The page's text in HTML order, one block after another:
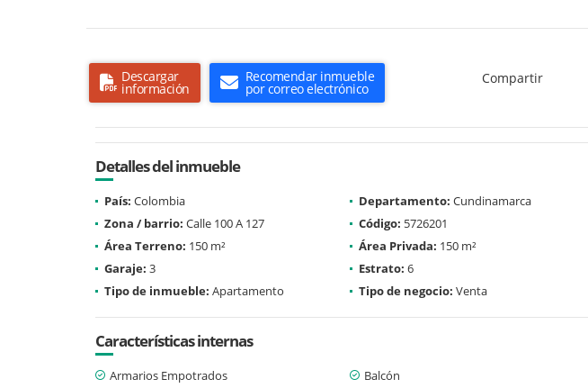
Descargar
información
Recomendar inmueble
por correo electrónico
Compartir
Detalles del inmueble
País: Colombia Departamento: Cundinamarca
Zona / barrio: Calle 100 A 127 Código: 5726201
Área Terreno: 150 m² Área Privada: 150 m²
Garaje: 3 Estrato: 6
Tipo de inmueble: Apartamento Tipo de negocio: Venta
Características internas
Armarios Empotrados Balcón